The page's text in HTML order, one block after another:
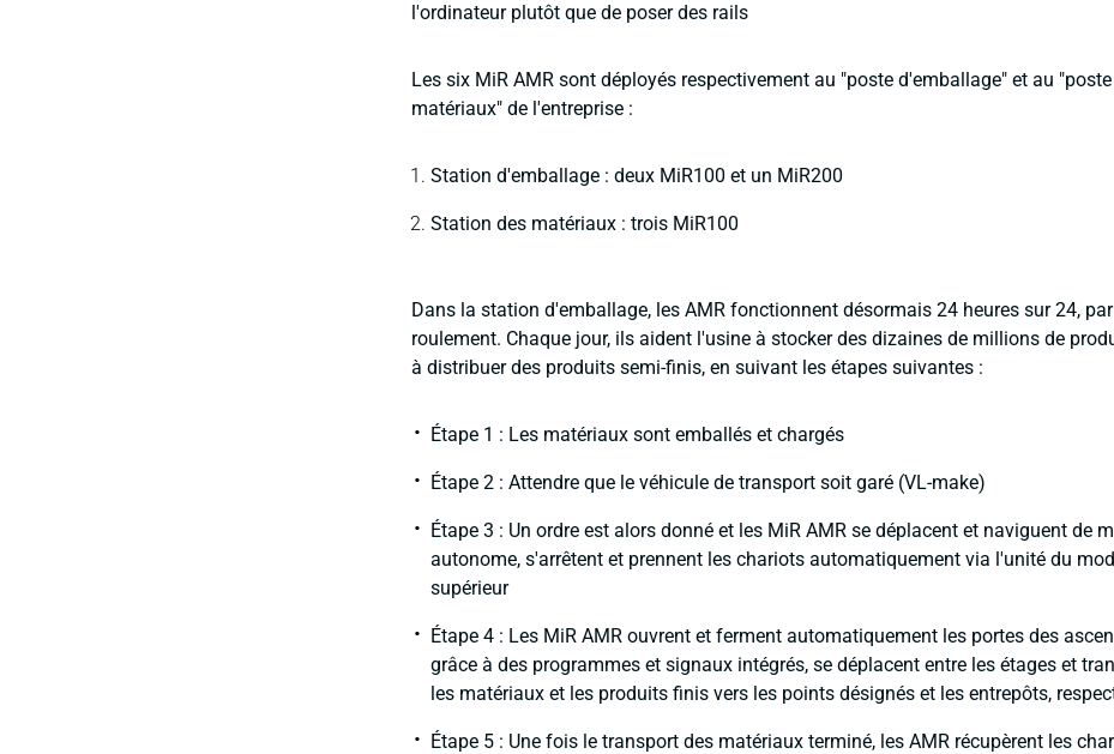
l'ordinateur plutôt que de poser des rails
Les six MiR AMR sont déployés respectivement au "poste d'emballage" et au
matériaux" de l'entreprise :
Station d'emballage : deux MiR100 et un MiR200
Station des matériaux : trois MiR100
Dans la station d'emballage, les AMR fonctionnent désormais 24 heures sur 24, par
roulement. Chaque jour, ils aident l'usine à stocker des dizaines de millions de
à distribuer des produits semi-finis, en suivant les étapes suivantes :
Étape 1 : Les matériaux sont emballés et chargés
Étape 2 : Attendre que le véhicule de transport soit garé (VL-make)
Étape 3 : Un ordre est alors donné et les MiR AMR se déplacent et naviguent de
autonome, s'arrêtent et prennent les chariots automatiquement via l'unité du
supérieur
Étape 4 : Les MiR AMR ouvrent et ferment automatiquement les portes des
grâce à des programmes et signaux intégrés, se déplacent entre les étages et
les matériaux et les produits finis vers les points désignés et les entrepôts,
Étape 5 : Une fois le transport des matériaux terminé, les AMR récupèrent les